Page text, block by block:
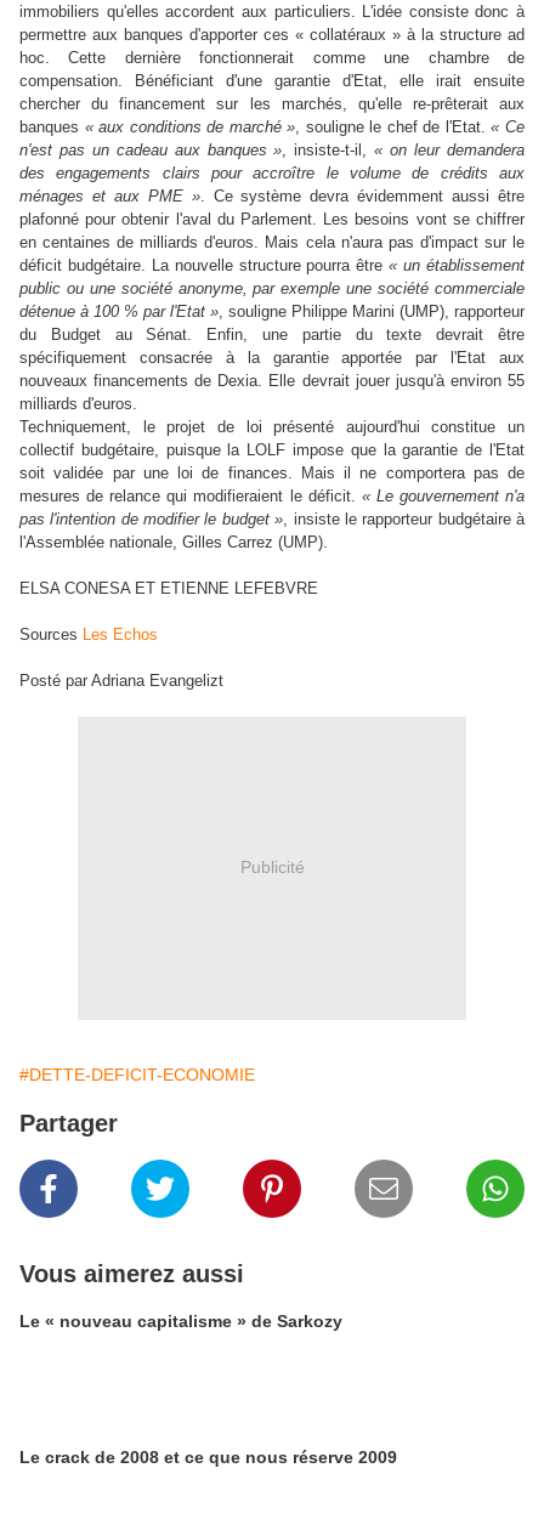
immobiliers qu'elles accordent aux particuliers. L'idée consiste donc à
permettre aux banques d'apporter ces « collatéraux » à la structure ad
hoc. Cette dernière fonctionnerait comme une chambre de
compensation. Bénéficiant d'une garantie d'Etat, elle irait ensuite
chercher du financement sur les marchés, qu'elle re-prêterait aux
banques « aux conditions de marché » , souligne le chef de l'Etat.« Ce
n'est pas un cadeau aux banques » , insiste-t-il,« on leur demandera
des engagements clairs pour accroître le volume de crédits aux
ménages et aux PME ». Ce système devra évidemment aussi être
plafonné pour obtenir l'aval du Parlement. Les besoins vont se chiffrer
en centaines de milliards d'euros. Mais cela n'aura pas d'impact sur le
déficit budgétaire. La nouvelle structure pourra être« un établissement
public ou une société anonyme, par exemple une société commerciale
détenue à 100 % par l'Etat » , souligne Philippe Marini (UMP), rapporteur
du Budget au Sénat. Enfin, une partie du texte devrait être
spécifiquement consacrée à la garantie apportée par l'Etat aux
nouveaux financements de Dexia. Elle devrait jouer jusqu'à environ 55
milliards d'euros.
Techniquement, le projet de loi présenté aujourd'hui constitue un
collectif budgétaire, puisque la LOLF impose que la garantie de l'Etat
soit validée par une loi de finances. Mais il ne comportera pas de
mesures de relance qui modifieraient le déficit. « Le gouvernement n'a
pas l'intention de modifier le budget » , insiste le rapporteur budgétaire à
l'Assemblée nationale, Gilles Carrez (UMP).
ELSA CONESA ET ETIENNE LEFEBVRE
Sources Les Echos
Posté par Adriana Evangelizt
Publicité
#DETTE-DEFICIT-ECONOMIE
Partager
Vous aimerez aussi
Le « nouveau capitalisme » de Sarkozy
Le crack de 2008 et ce que nous réserve 2009